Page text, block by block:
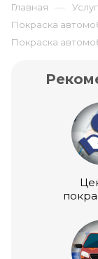
Главная —
Покраска
Покраска